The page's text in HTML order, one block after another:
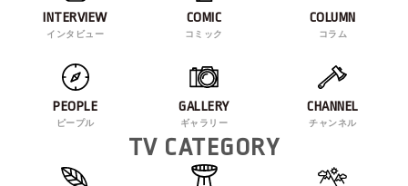
INTERVIEW
インタビュー
COMIC
コミック
COLUMN
コラム
PEOPLE
ピープル
GALLERY
ギャラリー
CHANNEL
チャンネル
TV CATEGORY